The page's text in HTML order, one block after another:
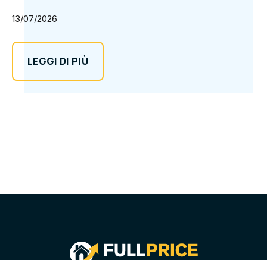
13/07/2026
LEGGI DI PIÙ